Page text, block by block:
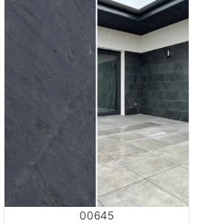
Kod produktu
00645